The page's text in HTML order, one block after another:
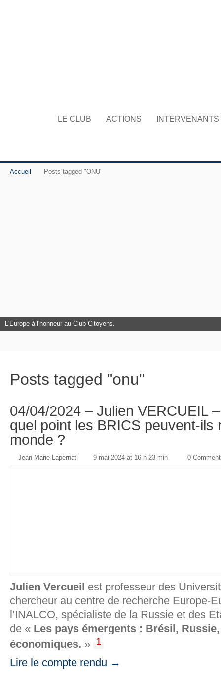
LE CLUB ACTIONS INTERVENANTS
Accueil Posts tagged "ONU"
L'Europe à l'honneur au Club Citoyens.
Posts tagged "onu"
04/04/2024 – Julien VERCUEIL
quel point les BRICS peuvent-ils
monde ?
Jean-Marie Lapernat 9 mai 2024 at 16 h 23 min 0
Julien Vercueil est professeur des
chercheur au centre de recherche Europe-
l’INALCO, spécialiste de la Russie et des
de « Les pays émergents : Brésil,
économiques. » 1
Lire le compte rendu →